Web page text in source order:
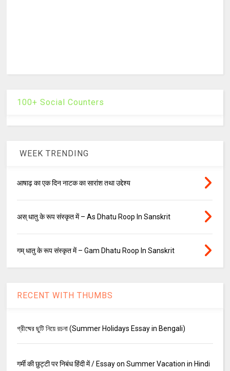
100+ Social Counters
WEEK TRENDING
आषाढ़ का एक दिन नाटक का सारांश तथा उद्देश्य
अस् धातु के रूप संस्कृत में – As Dhatu Roop In Sanskrit
गम् धातु के रूप संस्कृत में – Gam Dhatu Roop In Sanskrit
RECENT WITH THUMBS
গ্রীষ্মের ছুটি নিয়ে রচনা (Summer Holidays Essay in Bengali)
गर्मी की छुट्टी पर निबंध हिंदी में / Essay on Summer Vacation in Hindi